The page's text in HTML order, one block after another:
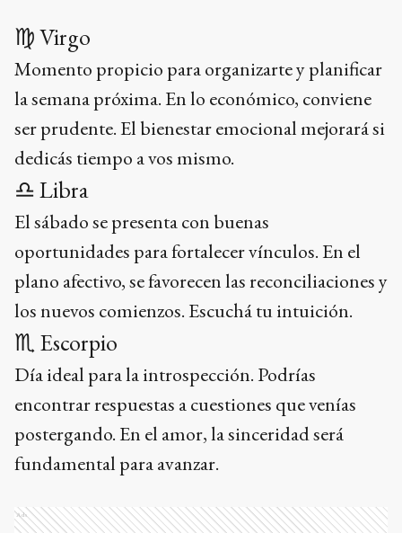
♍ Virgo
Momento propicio para organizarte y planificar
la semana próxima. En lo económico, conviene
ser prudente. El bienestar emocional mejorará si
dedicás tiempo a vos mismo.
♎ Libra
El sábado se presenta con buenas
oportunidades para fortalecer vínculos. En el
plano afectivo, se favorecen las reconciliaciones y
los nuevos comienzos. Escuchá tu intuición.
♏ Escorpio
Día ideal para la introspección. Podrías
encontrar respuestas a cuestiones que venías
postergando. En el amor, la sinceridad será
fundamental para avanzar.
Ads